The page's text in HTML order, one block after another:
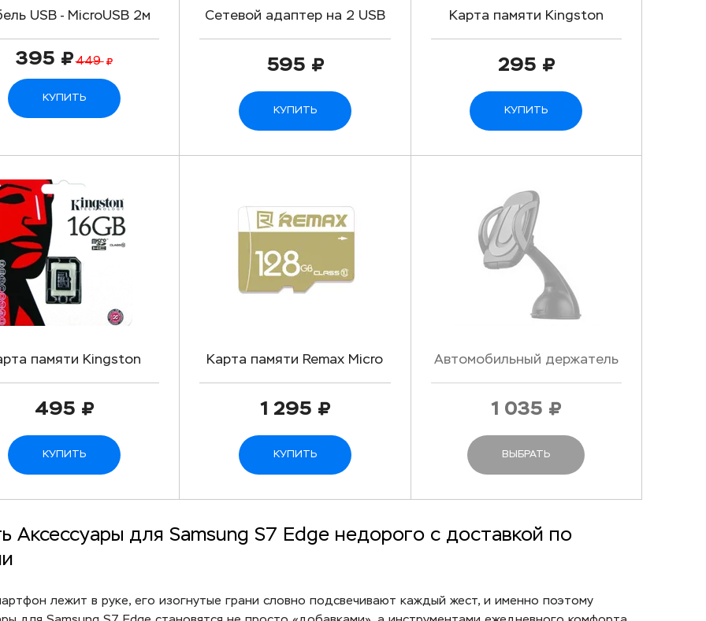
USB - MicroUSB 2м
395 449
КУПИТЬ
Сетевой адаптер на 2 USB
595
КУПИТЬ
Карта памяти Kingston
295
КУПИТЬ
памяти Kingston
495
КУПИТЬ
Карта памяти Remax Micro
1 295
КУПИТЬ
Автомобильный держатель
1 035
ВЫБРАТЬ
Аксессуары для Samsung S7 Edge недорого с доставкой по
лежит в руке, его изогнутые грани словно подсвечивают каждый жест, и именно поэтому